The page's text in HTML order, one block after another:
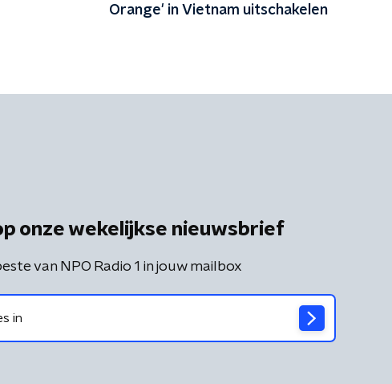
Orange' in Vietnam uitschakelen
onze wekelijkse nieuwsbrief
van NPO Radio 1 in jouw mailbox